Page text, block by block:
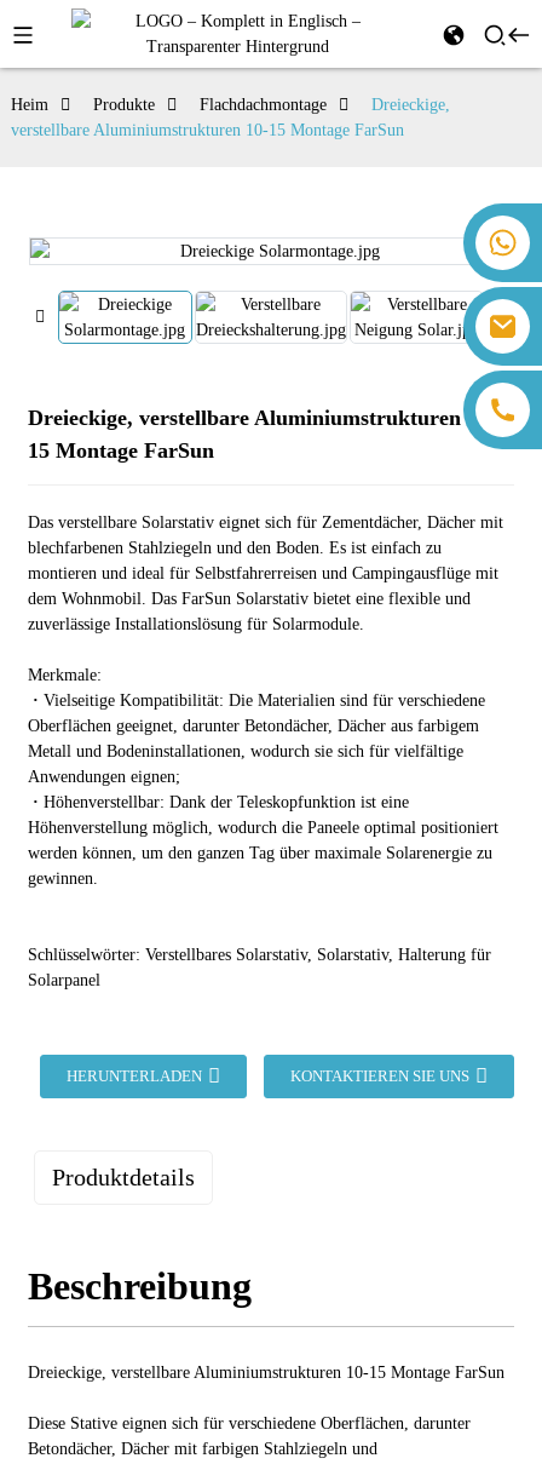
+86 18259071452 Hanna Lee
+86 13559179905 Sally Chen
+86 18350266301 Iris Hong
+86 18806057002 Sanborn Guo
Heim Produkte Flachdachmontage
Dreieckige,
verstellbare Aluminiumstrukturen 10-15 Montage FarSun
Dreieckige, verstellbare Aluminiumstrukturen 10-
15 Montage FarSun
Das verstellbare Solarstativ eignet sich für Zementdächer, Dächer mit
blechfarbenen Stahlziegeln und den Boden. Es ist einfach zu
montieren und ideal für Selbstfahrerreisen und Campingausflüge mit
dem Wohnmobil. Das FarSun Solarstativ bietet eine flexible und
zuverlässige Installationslösung für Solarmodule.
Merkmale:
· Vielseitige Kompatibilität: Die Materialien sind für verschiedene
Oberflächen geeignet, darunter Betondächer, Dächer aus farbigem
Metall und Bodeninstallationen, wodurch sie sich für vielfältige
Anwendungen eignen;
· Höhenverstellbar: Dank der Teleskopfunktion ist eine
Höhenverstellung möglich, wodurch die Paneele optimal positioniert
werden können, um den ganzen Tag über maximale Solarenergie zu
gewinnen.
Schlüsselwörter: Verstellbares Solarstativ, Solarstativ, Halterung für
Solarpanel
HERUNTERLADEN KONTAKTIEREN SIE UNS
Produktdetails
Beschreibung
Dreieckige, verstellbare Aluminiumstrukturen 10-15 Montage FarSun
Diese Stative eignen sich für verschiedene Oberflächen, darunter
Betondächer, Dächer mit farbigen Stahlziegeln und